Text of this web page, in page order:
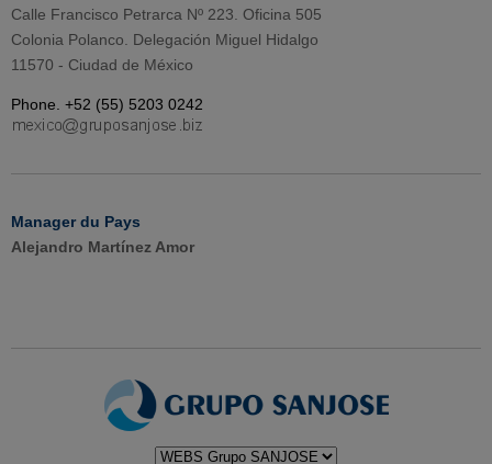
Calle Francisco Petrarca Nº 223. Oficina 505
Colonia Polanco. Delegación Miguel Hidalgo
11570 - Ciudad de México
Phone. +52 (55) 5203 0242
Manager du Pays
Alejandro Martínez Amor